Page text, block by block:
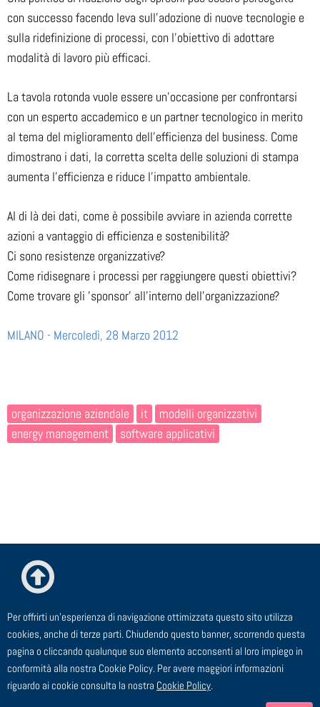
con successo facendo leva sull'adozione di nuove tecnologie e
sulla ridefinizione di processi, con l'obiettivo di adottare
modalità di lavoro più efficaci.
La tavola rotonda vuole essere un'occasione per confrontarsi
con un esperto accademico e un partner tecnologico in merito
al tema del miglioramento dell'efficienza del business. Come
dimostrano i dati, la corretta scelta delle soluzioni di stampa
aumenta l'efficienza e riduce l'impatto ambientale.
Al di là dei dati, come è possibile avviare in azienda corrette
azioni a vantaggio di efficienza e sostenibilità?
Ci sono resistenze organizzative?
Come ridisegnare i processi per raggiungere questi obiettivi?
Come trovare gli 'sponsor' all'interno dell'organizzazione?
MILANO - Mercoledì, 28 Marzo 2012
organizzazione aziendale it
modelli organizzativi
energy management
software applicativi
© ESTE Srl - Via Cagliero, 23 - 20125 Milano
TEL: 02 91 43 44 00 - FAX: 02 91 43 44 24 - EMAIL:
segreteria@este.it - P.I. 00729910158
Per offrirti un'esperienza di navigazione ottimizzata questo sito utilizza
cookies, anche di terze parti. Chiudendo questo banner, scorrendo questa
pagina o cliccando qualunque suo elemento acconsenti al loro impiego in
conformità alla nostra Cookie Policy. Per avere maggiori informazioni
riguardo ai cookie consulta la nostra Cookie Policy.